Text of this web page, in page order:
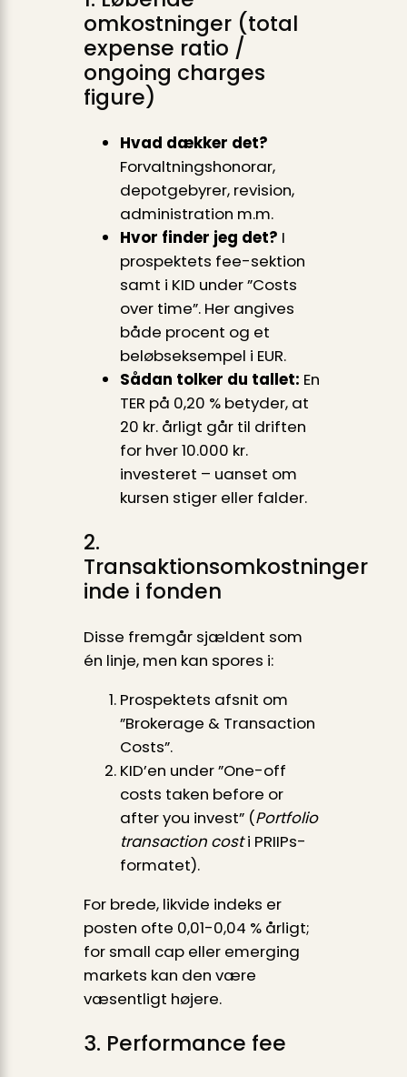
omkostninger (total
expense ratio /
ongoing charges
figure)
Hvad dækker det?
Forvaltningshonorar,
depotgebyrer, revision,
administration m.m.
Hvor finder jeg det? I
prospektets fee-sektion
samt i KID under ”Costs
over time”. Her angives
både procent og et
beløbseksempel i EUR.
Sådan tolker du tallet: En
TER på 0,20 % betyder, at
20 kr. årligt går til driften
for hver 10.000 kr.
investeret – uanset om
kursen stiger eller falder.
2.
Transaktionsomkostninger
inde i fonden
Disse fremgår sjældent som
én linje, men kan spores i:
Prospektets afsnit om
”Brokerage & Transaction
Costs”.
KID’en under ”One-off
costs taken before or
after you invest” (Portfolio
transaction costi PRIIPs-
formatet).
For brede, likvide indeks er
posten ofte 0,01-0,04 % årligt;
for small cap eller emerging
markets kan den være
væsentligt højere.
3. Performance fee